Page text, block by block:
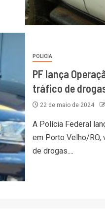
POLICIA
PF lança
tráfico de
22 de maio de 2024
A Polícia Federal
em Porto Velho/RO,
de drogas....